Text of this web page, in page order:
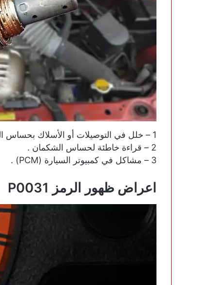
1 – خلل في التوصيلات أو الأسلاك بحساس الشكمان .
2 – قراءة خاطئة لحساس الشكمان .
3 – مشاكل في كمبيوتر السيارة (PCM) .
اعراض ظهور الرمز P0031